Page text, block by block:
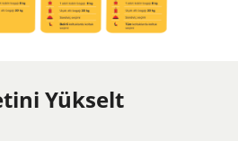
Yükselt